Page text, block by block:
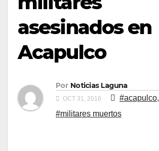
asesinados en
Acapulco
Por Noticias Laguna
OCT 31, 2016 #acapulco,
#militares muertos